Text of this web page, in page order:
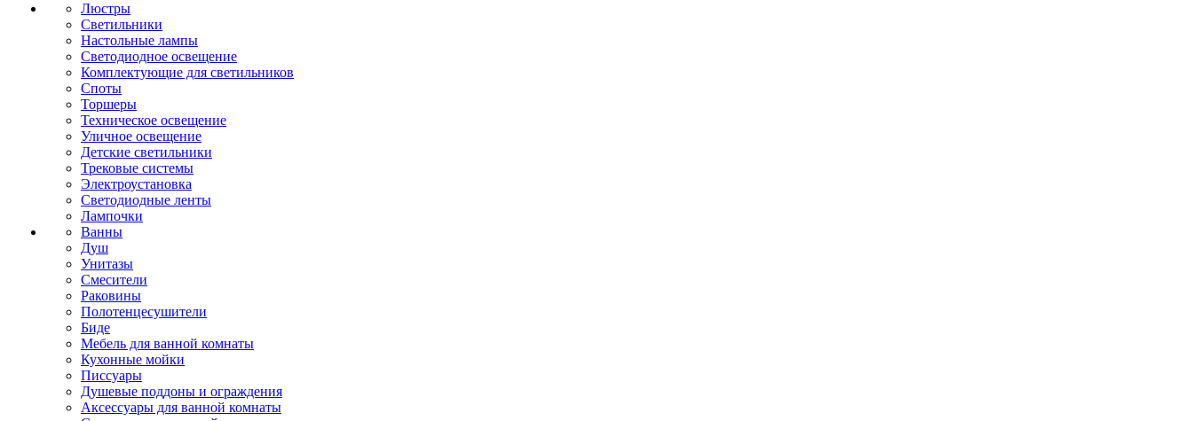
Люстры
Светильники
Настольные лампы
Светодиодное освещение
Комплектующие для светильников
Споты
Торшеры
Техническое освещение
Уличное освещение
Детские светильники
Трековые системы
Электроустановка
Светодиодные ленты
Лампочки
Ванны
Душ
Унитазы
Смесители
Раковины
Полотенцесушители
Биде
Мебель для ванной комнаты
Кухонные мойки
Писсуары
Душевые поддоны и ограждения
Аксессуары для ванной комнаты